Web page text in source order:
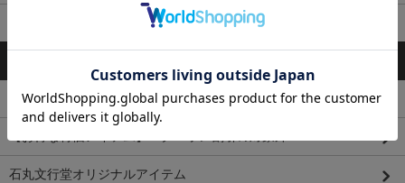
手帳・ノート
石丸文行堂オリジナルアイテム